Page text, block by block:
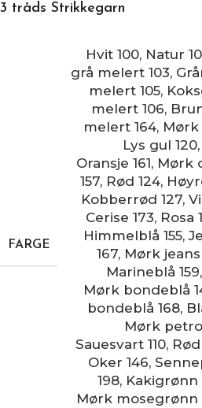
3 tråds Strikkegarn
FARGE
Hvit 100, Natur
grå melert 103,
melert 105,
melert 106,
melert 164, Mørk
Lys gul 120,
Oransje 161, Mørk
157, Rød 124,
Kobberrød 127,
Cerise 173, Rosa
Himmelblå 155,
167, Mørk
Marineblå 159,
Mørk bondeblå
bondeblå 168,
Mørk
Sauesvart 110,
Oker 146,
198, Kakigrønn
Mørk mosegrønn